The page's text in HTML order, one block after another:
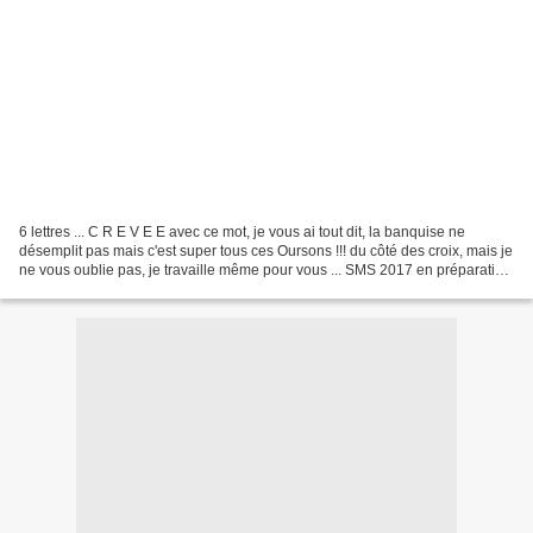
6 lettres ... C R E V E E avec ce mot, je vous ai tout dit, la banquise ne
désemplit pas mais c'est super tous ces Oursons !!! du côté des croix, mais je
ne vous oublie pas, je travaille même pour vous ... SMS 2017 en préparation